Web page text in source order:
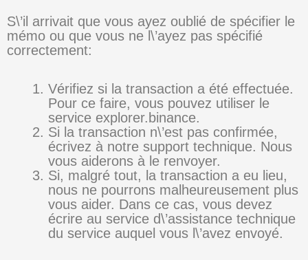
S\’il arrivait que vous ayez oublié de spécifier le
mémo ou que vous ne l\’ayez pas spécifié
correctement:
Vérifiez si la transaction a été effectuée.
Pour ce faire, vous pouvez utiliser le
service explorer.binance.
Si la transaction n\’est pas confirmée,
écrivez à notre support technique. Nous
vous aiderons à le renvoyer.
Si, malgré tout, la transaction a eu lieu,
nous ne pourrons malheureusement plus
vous aider. Dans ce cas, vous devez
écrire au service d\’assistance technique
du service auquel vous l\’avez envoyé.